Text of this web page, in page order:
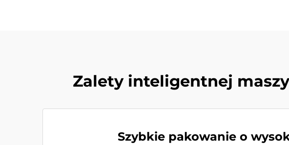
Zalety inteligentnej
Szybkie pakowanie o